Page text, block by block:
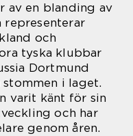
av en blanding av
representerar
och
tyska klubbar
Dortmund
i laget.
varit känt för sin
och har
genom åren.